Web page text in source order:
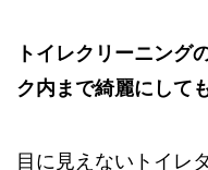
トイレクリーニング
ク内まで綺麗にして
目に見えないトイレ